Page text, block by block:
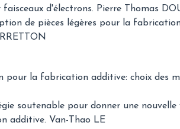
d'électrons. Pierre Thomas
de pièces légères pour la
pour la fabrication additive: choix des
soutenable pour donner une nouvelle
additive. Van-Thao LE